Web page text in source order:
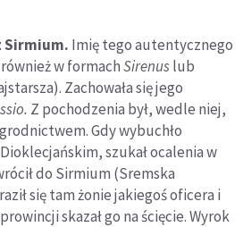
Sirmium. Imię tego autentycznego
w formachSirenuslub
Zachowała się jego
Z pochodzenia był, wedle niej,
Gdy wybuchło
szukał ocalenia w
do Sirmium (Sremska
się tam żonie jakiegoś oficera i
skazał go na ścięcie. Wyrok